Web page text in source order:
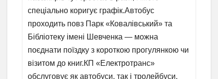
спеціально коригує графік.Автобус
проходить повз Парк «Ковалівський» та
Бібліотеку імені Шевченка — можна
поєднати поїздку з короткою прогулянкою чи
візитом до книг.КП «Електротранс»
обслуговує як автобуси, так і тролейбуси,